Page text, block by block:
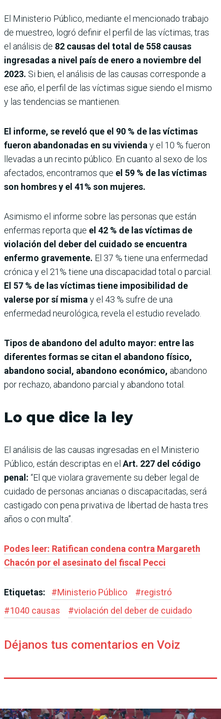
El Ministerio Público, mediante el mencionado trabajo
de muestreo, logró definir el perfil de las víctimas, tras
el análisis de 82 causas del total de 558 causas
ingresadas a nivel país de enero a noviembre del
2023. Si bien, el análisis de las causas corresponde a
ese año, el perfil de las víctimas sigue siendo el mismo
y las tendencias se mantienen.
El informe, se reveló que el 90 % de las víctimas
fueron abandonadas en su vivienda y el 10 % fueron
llevadas a un recinto público. En cuanto al sexo de los
afectados, encontramos que el 59 % de las víctimas
son hombres y el 41% son mujeres.
Asimismo el informe sobre las personas que están
enfermas reporta que el 42 % de las víctimas de
violación del deber del cuidado se encuentra
enfermo gravemente. El 37 % tiene una enfermedad
crónica y el 21% tiene una discapacidad total o parcial.
El 57 % de las víctimas tiene imposibilidad de
valerse por sí misma y el 43 % sufre de una
enfermedad neurológica, revela el estudio revelado.
Tipos de abandono del adulto mayor: entre las
diferentes formas se citan el abandono físico,
abandono social, abandono económico, abandono
por rechazo, abandono parcial y abandono total.
Lo que dice la ley
El análisis de las causas ingresadas en el Ministerio
Público, están descriptas en el Art. 227 del código
penal: “El que violara gravemente su deber legal de
cuidado de personas ancianas o discapacitadas, será
castigado con pena privativa de libertad de hasta tres
años o con multa”.
Podes leer: Ratifican condena contra Margareth
Chacón por el asesinato del fiscal Pecci
Etiquetas: #Ministerio Público #registró
#1040 causas #violación del deber de cuidado
Déjanos tus comentarios en Voiz